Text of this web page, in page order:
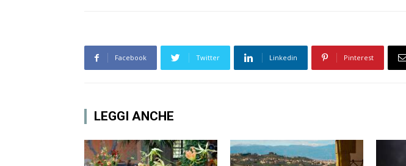
Facebook Twitter Linkedin Pinterest
LEGGI ANCHE